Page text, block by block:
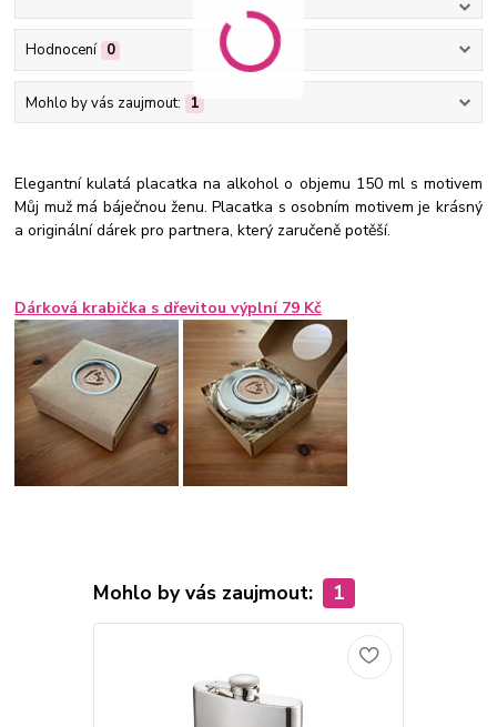
Hodnocení 0
Mohlo by vás zaujmout: 1
Elegantní kulatá placatka na alkohol o objemu 150 ml s motivem
Můj muž má báječnou ženu. Placatka s osobním motivem je krásný
a originální dárek pro partnera, který zaručeně potěší.
Dárková krabička s dřevitou výplní 79 Kč
Mohlo by vás zaujmout: 1